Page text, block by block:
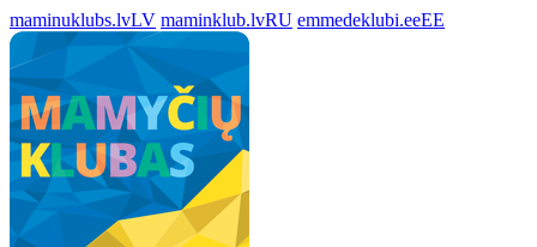
maminuklubs.lvLV maminklub.lvRU emmedeklubi.eeEE